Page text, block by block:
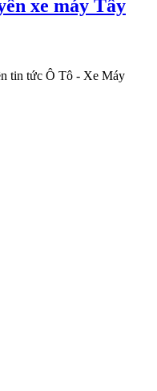
xe máy Tây
tin tức Ô Tô - Xe Máy